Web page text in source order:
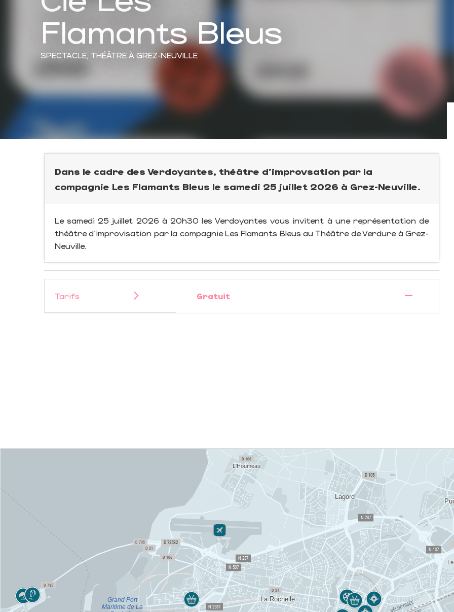
Flamants Bleus
SPECTACLE, THÉÂTRE À GREZ-NEUVILLE
Dans le cadre des Verdoyantes, théâtre d'improvsation par la
compagnie Les Flamants Bleus le samedi 25 juillet 2026 à Grez-Neuville.
Le samedi 25 juillet 2026 à 20h30 les Verdoyantes vous invitent à une représentation de
théâtre d'improvisation par la compagnie Les Flamants Bleus au Théâtre de Verdure à Grez-
Neuville.
Tarifs Gratuit —